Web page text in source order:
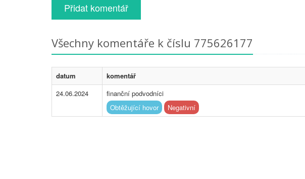
Přidat komentář
Všechny komentáře k číslu 775626177
datum
komentář
24.06.2024
finanční podvodníci
Obtěžující hovor
Negativní